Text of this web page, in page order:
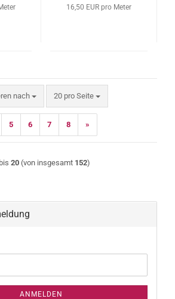
16,50 EUR pro Meter
nach
nach 20 pro Seite
pro Seite
5 6 7 8 »
bis 20(von insgesamt 152)
ANMELDEN